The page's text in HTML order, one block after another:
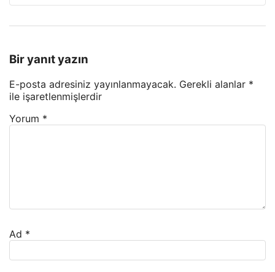
Bir yanıt yazın
E-posta adresiniz yayınlanmayacak. Gerekli alanlar *
ile işaretlenmişlerdir
Yorum *
Ad *